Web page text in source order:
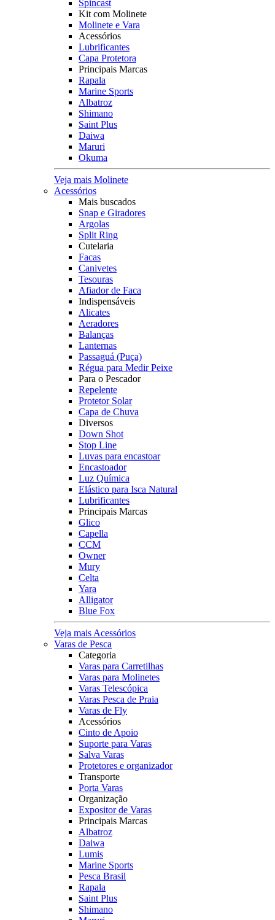
Spincast
Kit com Molinete
Molinete e Vara
Acessórios
Lubrificantes
Capa Protetora
Principais Marcas
Rapala
Marine Sports
Albatroz
Shimano
Saint Plus
Daiwa
Maruri
Okuma
Veja mais Molinete
Acessórios
Mais buscados
Snap e Giradores
Argolas
Split Ring
Cutelaria
Facas
Canivetes
Tesouras
Afiador de Faca
Indispensáveis
Alicates
Aeradores
Balanças
Lanternas
Passaguá (Puça)
Régua para Medir Peixe
Para o Pescador
Repelente
Protetor Solar
Capa de Chuva
Diversos
Down Shot
Stop Line
Luvas para encastoar
Encastoador
Luz Química
Elástico para Isca Natural
Lubrificantes
Principais Marcas
Glico
Capella
CCM
Owner
Mury
Celta
Yara
Alligator
Blue Fox
Veja mais Acessórios
Varas de Pesca
Categoria
Varas para Carretilhas
Varas para Molinetes
Varas Telescópica
Varas Pesca de Praia
Varas de Fly
Acessórios
Cinto de Apoio
Suporte para Varas
Salva Varas
Protetores e organizador
Transporte
Porta Varas
Organização
Expositor de Varas
Principais Marcas
Albatroz
Daiwa
Lumis
Marine Sports
Pesca Brasil
Rapala
Saint Plus
Shimano